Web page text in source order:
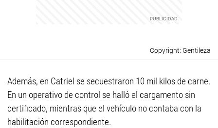
Gentileza
Además, en Catriel se secuestraron 10 mil kilos de carne.
En un operativo de control se halló el cargamento sin
certificado, mientras que el vehículo no contaba con la
habilitación correspondiente.